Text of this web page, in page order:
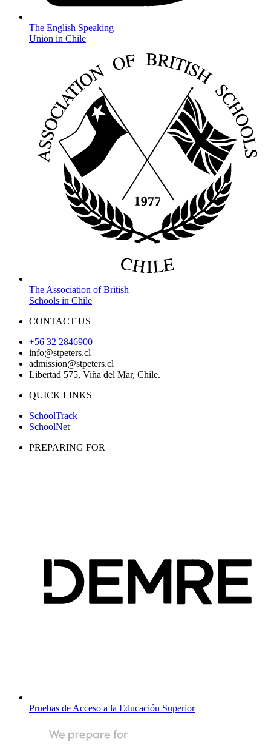
The English Speaking
Union in Chile
The Association of British
Schools in Chile
CONTACT US
+56 32 2846900
info@stpeters.cl
admission@stpeters.cl
Libertad 575, Viña del Mar, Chile.
QUICK LINKS
SchoolTrack
SchoolNet
PREPARING FOR
Pruebas de Acceso a la Educación Superior